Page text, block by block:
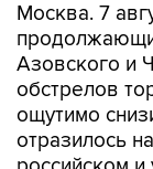
Москва. 7
Азовского и
обстрелов
ощутимо
отразилось